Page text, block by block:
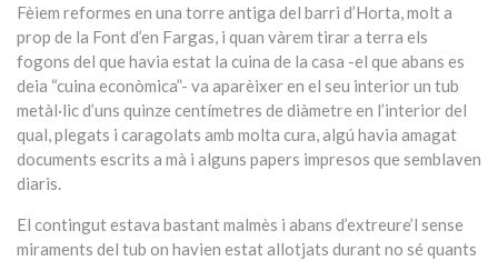
Fèiem reformes en una torre antiga del barri d’Horta, molt a
prop de la Font d’en Fargas, i quan vàrem tirar a terra els
fogons del que havia estat la cuina de la casa -el que abans es
deia “cuina econòmica”- va aparèixer en el seu interior un tub
metàl·lic d’uns quinze centímetres de diàmetre en l’interior del
qual, plegats i caragolats amb molta cura, algú havia amagat
documents escrits a mà i alguns papers impresos que semblaven
diaris.
El contingut estava bastant malmès i abans d’extreure’l sense
miraments del tub on havien estat allotjats durant no sé quants